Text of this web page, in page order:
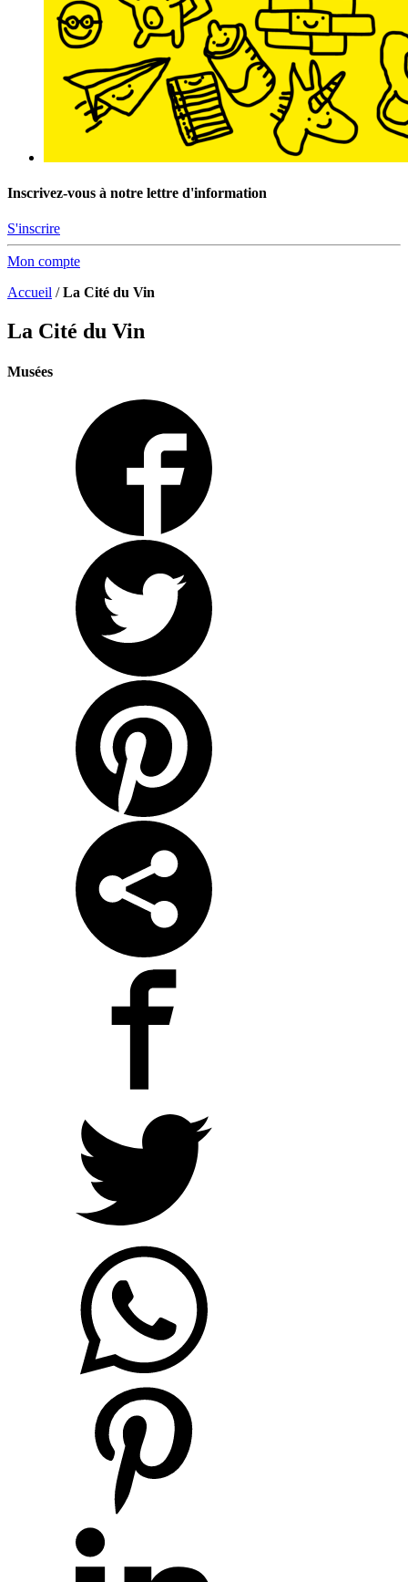
Inscrivez-vous à notre lettre d'information
S'inscrire
Mon compte
Accueil /La Cité du Vin
La Cité du Vin
Musées